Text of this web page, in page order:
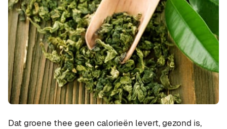
Dat groene thee geen calorieën levert, gezond is,